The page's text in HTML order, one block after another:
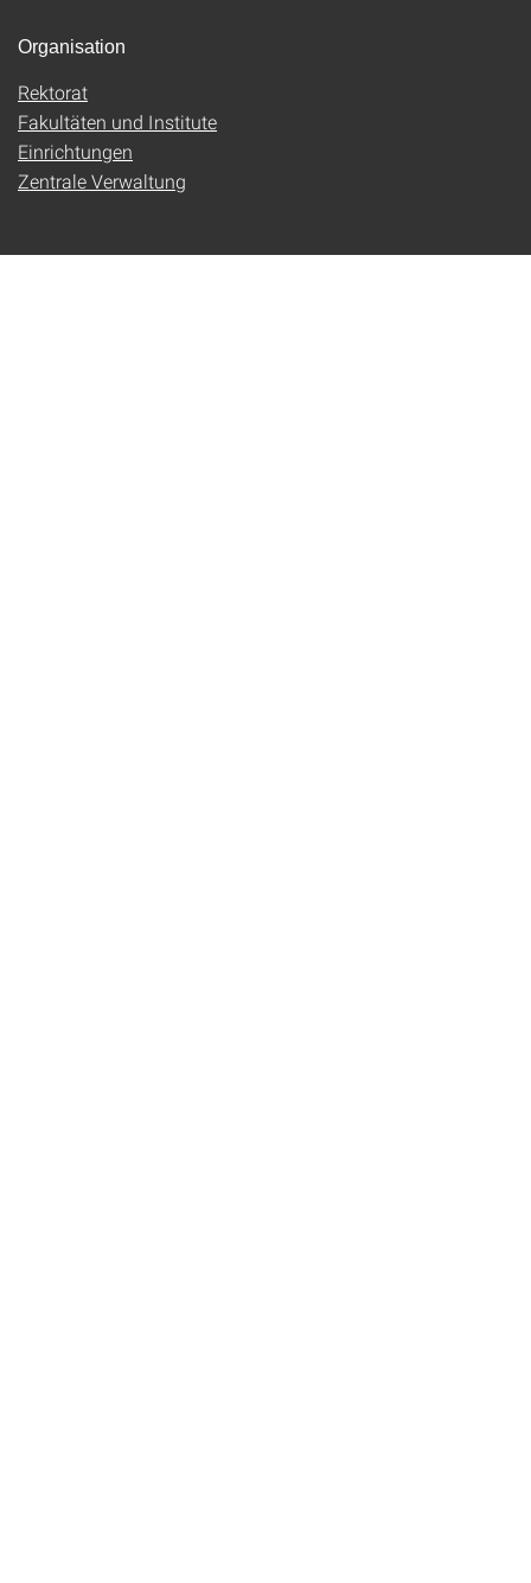
Organisation
Rektorat
Fakultäten und Institute
Einrichtungen
Zentrale Verwaltung